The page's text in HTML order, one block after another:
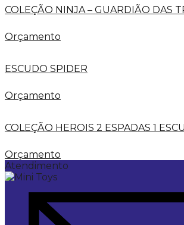
COLEÇÃO NINJA – GUARDIÃO DAS
Orçamento
ESCUDO SPIDER
Orçamento
COLEÇÃO HEROIS 2 ESPADAS 1
Orçamento
Atendimento